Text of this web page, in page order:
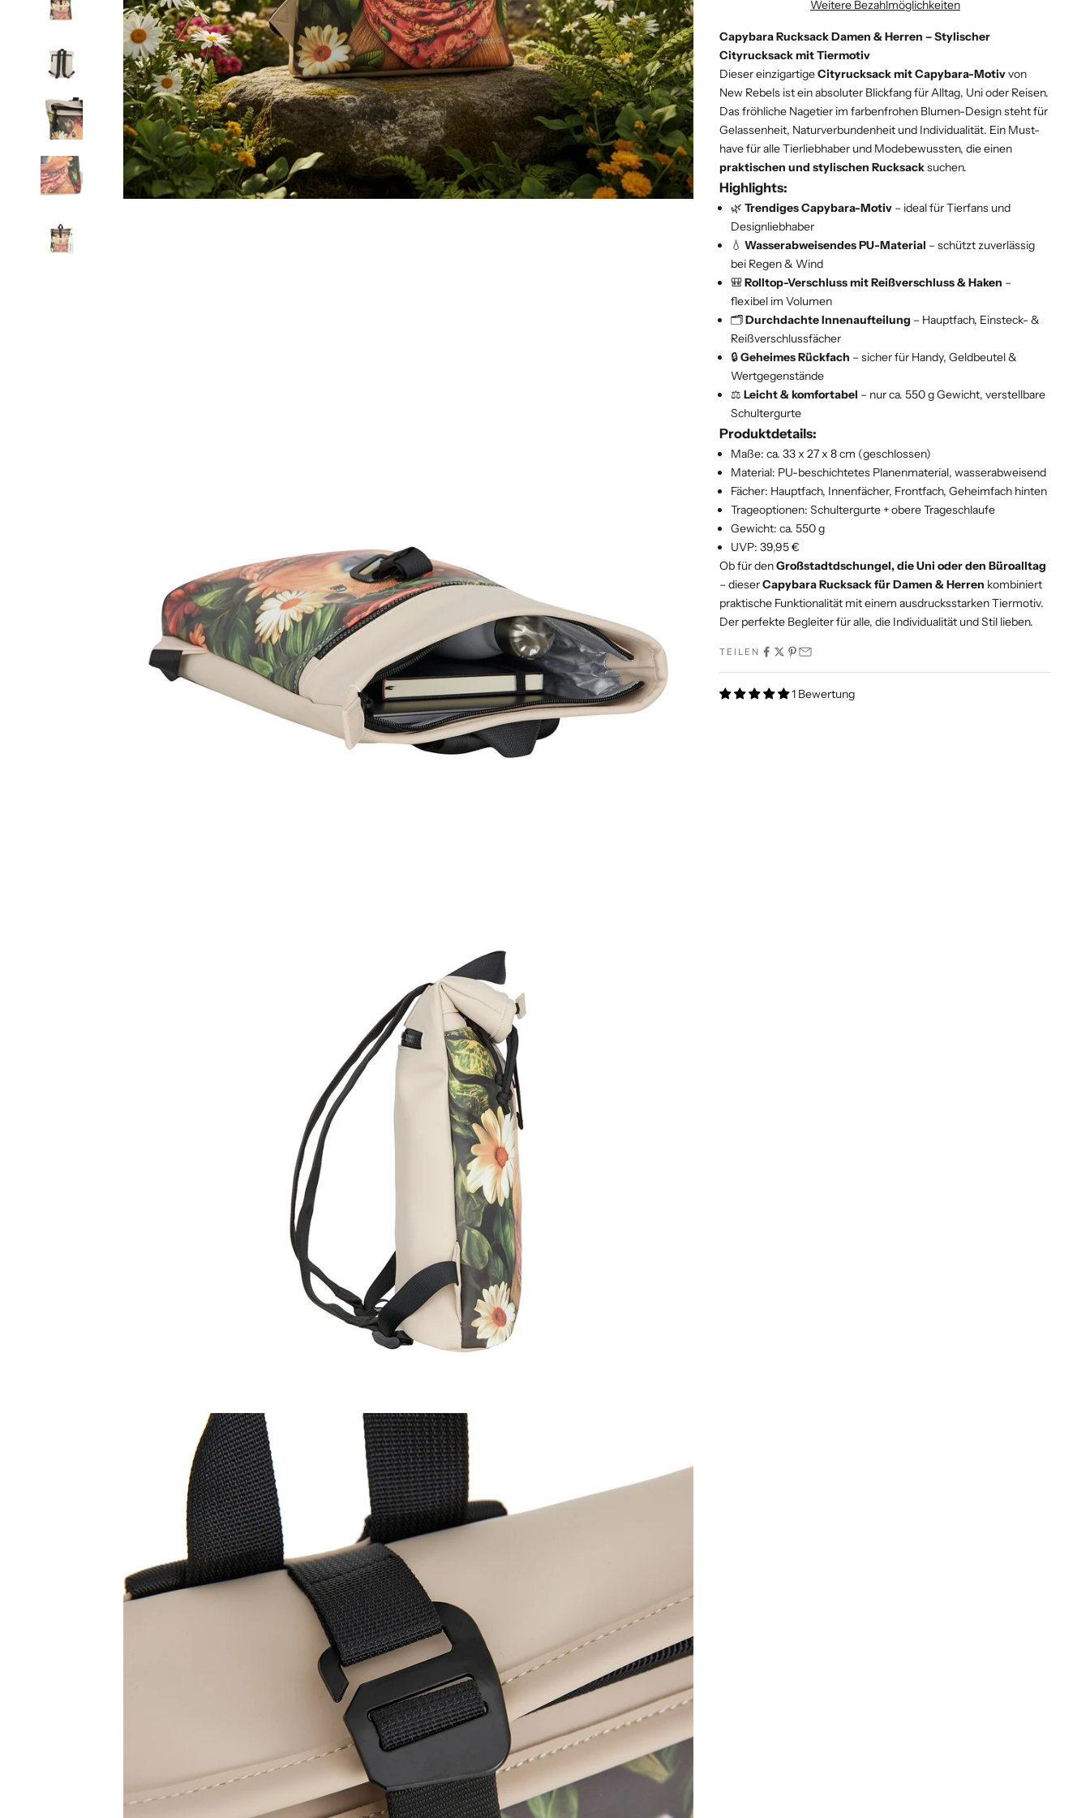
Weitere Bezahlmöglichkeiten
Capybara Rucksack Damen & Herren – Stylischer
Cityrucksack mit Tiermotiv
Dieser einzigartigeCityrucksack mit Capybara-Motivvon
New Rebels ist ein absoluter Blickfang für Alltag, Uni oder Reisen.
Das fröhliche Nagetier im farbenfrohen Blumen-Design steht für
Gelassenheit, Naturverbundenheit und Individualität. Ein Must-
have für alle Tierliebhaber und Modebewussten, die einen
praktischen und stylischen Rucksacksuchen.
Highlights:
🌿Trendiges Capybara-Motiv – ideal für Tierfans und
Designliebhaber
💧Wasserabweisendes PU-Material – schützt zuverlässig
bei Regen & Wind
🎒Rolltop-Verschluss mit Reißverschluss & Haken –
flexibel im Volumen
🗂️Durchdachte Innenaufteilung – Hauptfach, Einsteck- &
Reißverschlussfächer
🔒Geheimes Rückfach – sicher für Handy, Geldbeutel &
Wertgegenstände
⚖️Leicht & komfortabel – nur ca. 550 g Gewicht, verstellbare
Schultergurte
Produktdetails:
Maße: ca. 33 x 27 x 8 cm (geschlossen)
Material: PU-beschichtetes Planenmaterial, wasserabweisend
Fächer: Hauptfach, Innenfächer, Frontfach, Geheimfach hinten
Trageoptionen: Schultergurte + obere Trageschlaufe
Gewicht: ca. 550 g
UVP: 39,95 €
Ob für denGroßstadtdschungel, die Uni oder den Büroalltag
– dieserCapybara Rucksack für Damen & Herren kombiniert
praktische Funktionalität mit einem ausdrucksstarken Tiermotiv.
Der perfekte Begleiter für alle, die Individualität und Stil lieben.
TEILEN
1 Bewertung